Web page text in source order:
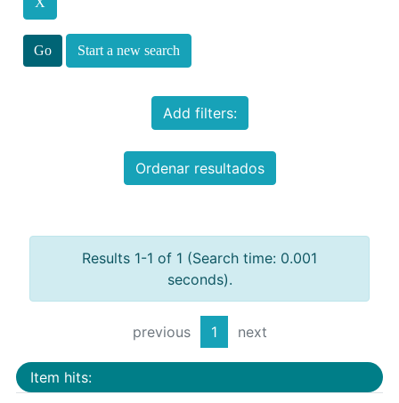
Start a new search
Add filters:
Ordenar resultados
Results 1-1 of 1 (Search time: 0.001
seconds).
previous 1 next
Item hits: